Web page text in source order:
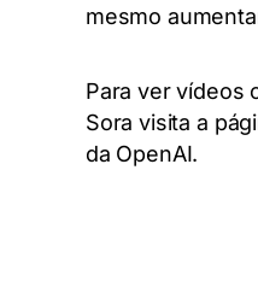
mesmo
Para ver vídeos
Sora visita a
da OpenAI.